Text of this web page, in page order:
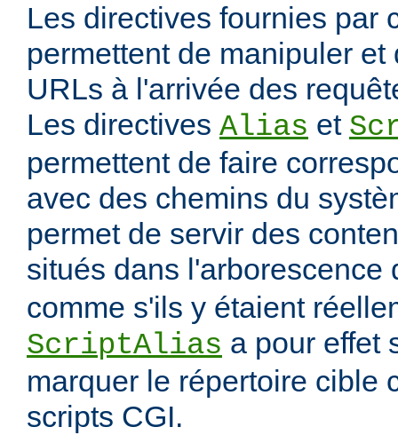
Les directives fournies par
permettent de manipuler et
URLs à l'arrivée des
Les directives Alias et
permettent de faire
avec des chemins du
permet de servir des
situés dans l'arborescence
comme s'ils y étaient
ScriptAlias a pour effet
marquer le répertoire cible
scripts CGI.